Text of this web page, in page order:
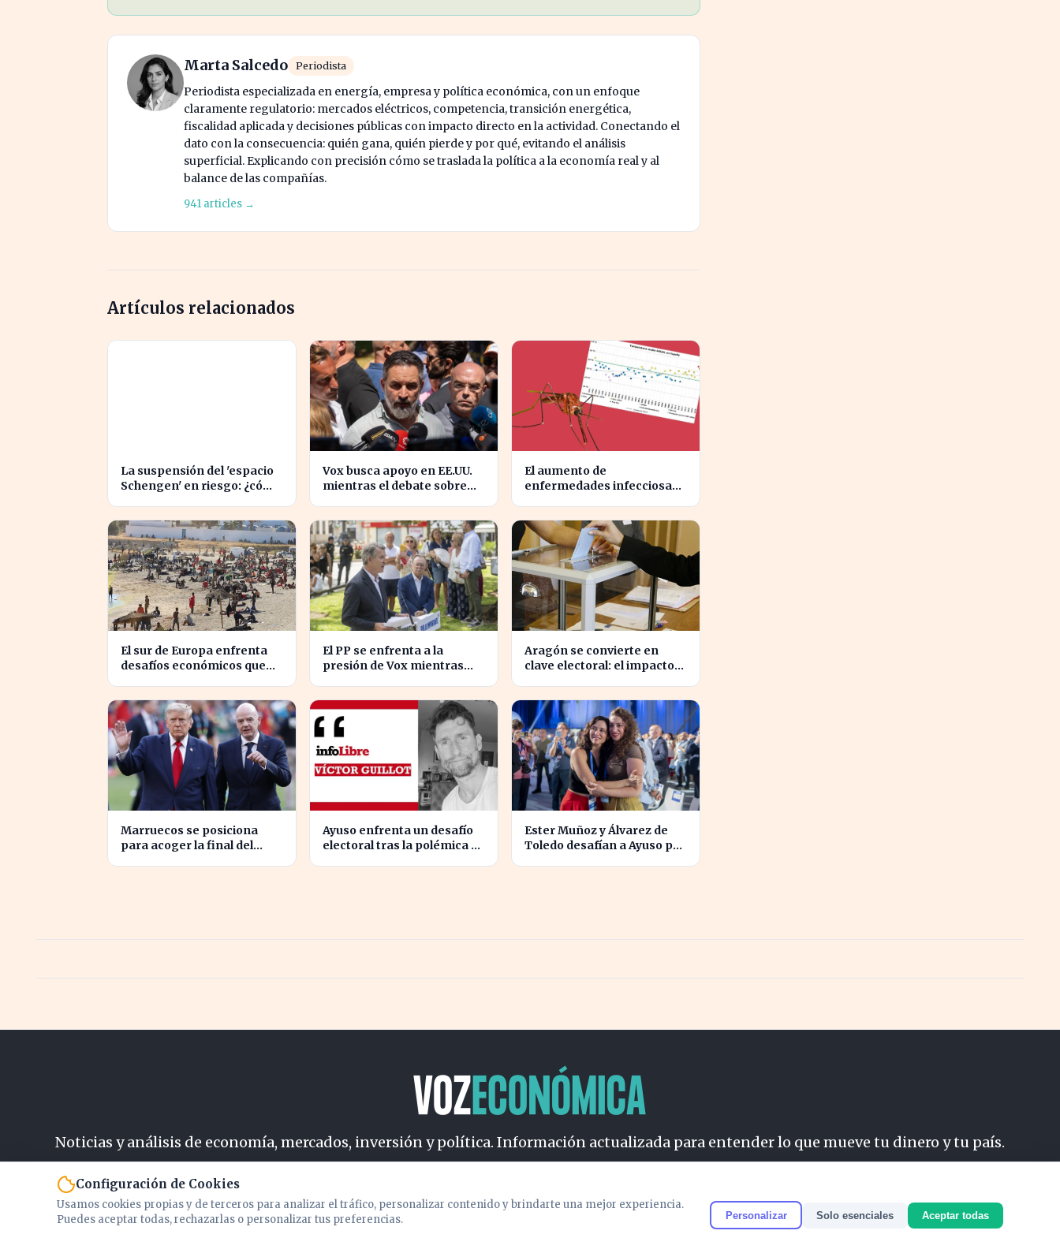
Marta Salcedo Periodista
Periodista especializada en energía, empresa y política económica, con un enfoque
claramente regulatorio: mercados eléctricos, competencia, transición energética,
fiscalidad aplicada y decisiones públicas con impacto directo en la actividad. Conectando el
dato con la consecuencia: quién gana, quién pierde y por qué, evitando el análisis
superficial. Explicando con precisión cómo se traslada la política a la economía real y al
balance de las compañías.
941 articles →
Artículos relacionados
La suspensión del 'espacio
Schengen' en riesgo: ¿cómo
Vox busca apoyo en EE.UU.
mientras el debate sobre
El aumento de
enfermedades infecciosas
El sur de Europa enfrenta
desafíos económicos que
El PP se enfrenta a la
presión de Vox mientras
Aragón se convierte en
clave electoral: el impacto
Marruecos se posiciona
para acoger la final del
Ayuso enfrenta un desafío
electoral tras la polémica de
Ester Muñoz y Álvarez de
Toledo desafían a Ayuso por
Noticias y análisis de economía, mercados, inversión y política. Información actualizada para entender lo que mueve tu dinero y tu país.
Configuración de Cookies
Usamos cookies propias y de terceros para analizar el tráfico, personalizar contenido y brindarte una mejor experiencia.
Puedes aceptar todas, rechazarlas o personalizar tus preferencias.
Personalizar Solo esenciales Aceptar todas